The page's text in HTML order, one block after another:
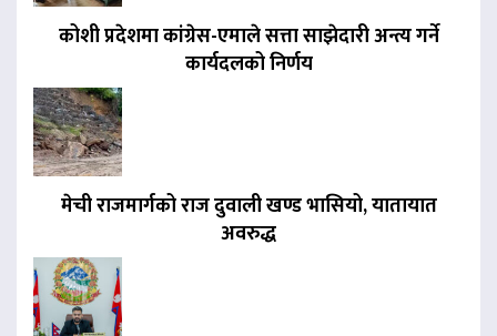
कोशी प्रदेशमा कांग्रेस-एमाले सत्ता साझेदारी अन्त्य गर्ने
कार्यदलको निर्णय
मेची राजमार्गको राज दुवाली खण्ड भासियो, यातायात
अवरुद्ध